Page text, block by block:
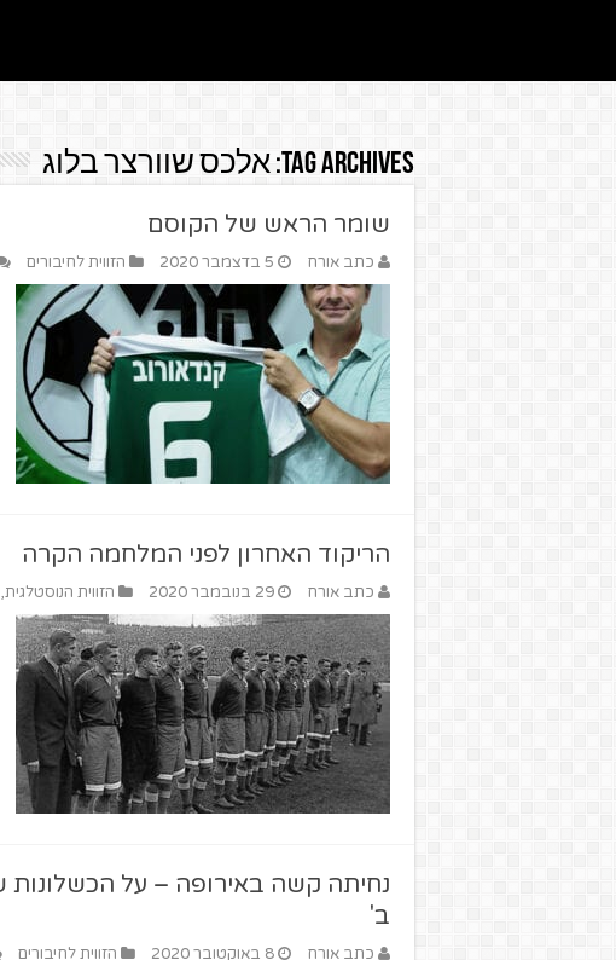
Tag Archives: אלכס שוורצר בלוג
שומר הראש של הקוסם
כתב אורח 5 בדצמבר 2020 הזווית לחיבורים
הריקוד האחרון לפני המלחמה הקרה
כתב אורח 29 בנובמבר 2020 הזווית הנוסטלגית,
ב'
כתב אורח 8 באוקטובר 2020 הזווית לחיבורים